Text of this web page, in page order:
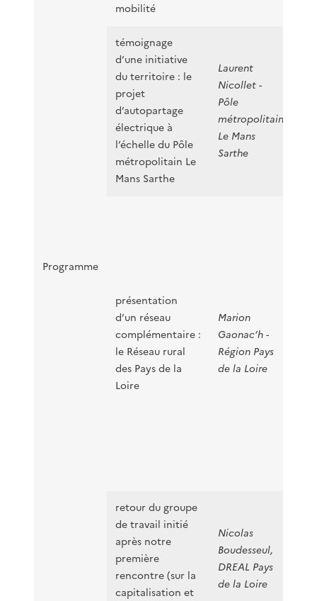
Programme
mobilité
témoignage
d’une initiative
du territoire : le
projet
d’autopartage
électrique à
l’échelle du Pôle
métropolitain Le
Mans Sarthe
Laurent
Nicollet -
Pôle
métropolitain
Le Mans
Sarthe
présentation
d’un réseau
complémentaire :
le Réseau rural
des Pays de la
Loire
Marion
Gaonac’h -
Région Pays
de la Loire
retour du groupe
de travail initié
après notre
première
rencontre (sur la
capitalisation et
Nicolas
Boudesseul,
DREAL Pays
de la Loire